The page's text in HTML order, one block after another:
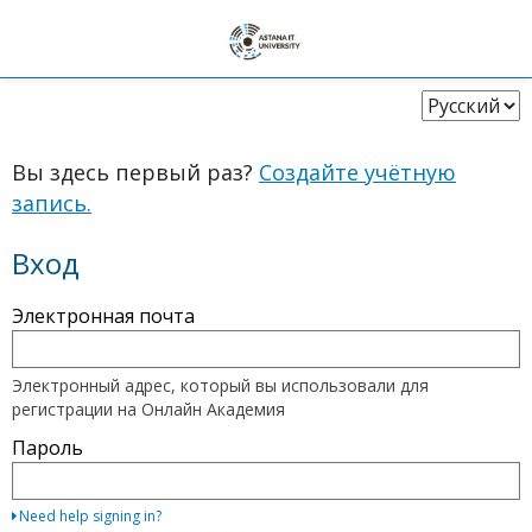
Выберите
Вы здесь первый раз? Создайте учётную
запись.
Вход
Чтобы
войти
систему,
введите
адрес
электронной
почты
и
или
используйте
Электронная почта
Электронный адрес, который вы использовали для
регистрации на Онлайн Академия
Пароль
Need help signing in?